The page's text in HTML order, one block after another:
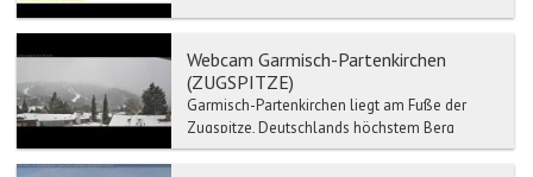
Webcam Garmisch-Partenkirchen
(ZUGSPITZE)
Garmisch-Partenkirchen liegt am Fuße der
Zugspitze, Deutschlands höchstem Berg
(2.962 m) und ist einer der bedeutendsten